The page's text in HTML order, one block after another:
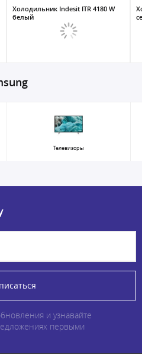
Холодильник Indesit ITR 4180 W
белый
Телевизоры
и узнавайте
первыми